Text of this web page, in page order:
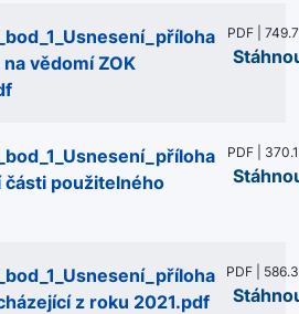
vědomí ZOK
PDF |
části použitelného
PDF |
z roku 2021.pdf
PDF |